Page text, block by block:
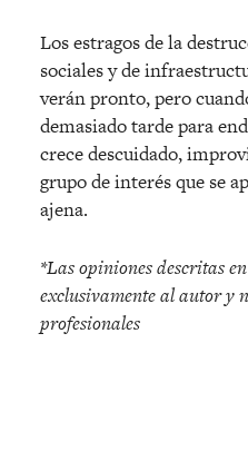
Los estragos de la
sociales y de
verán pronto, pero
demasiado tarde para
crece descuidado,
grupo de interés que se
ajena.
*Las opiniones descritas
exclusivamente al autor y
profesionales